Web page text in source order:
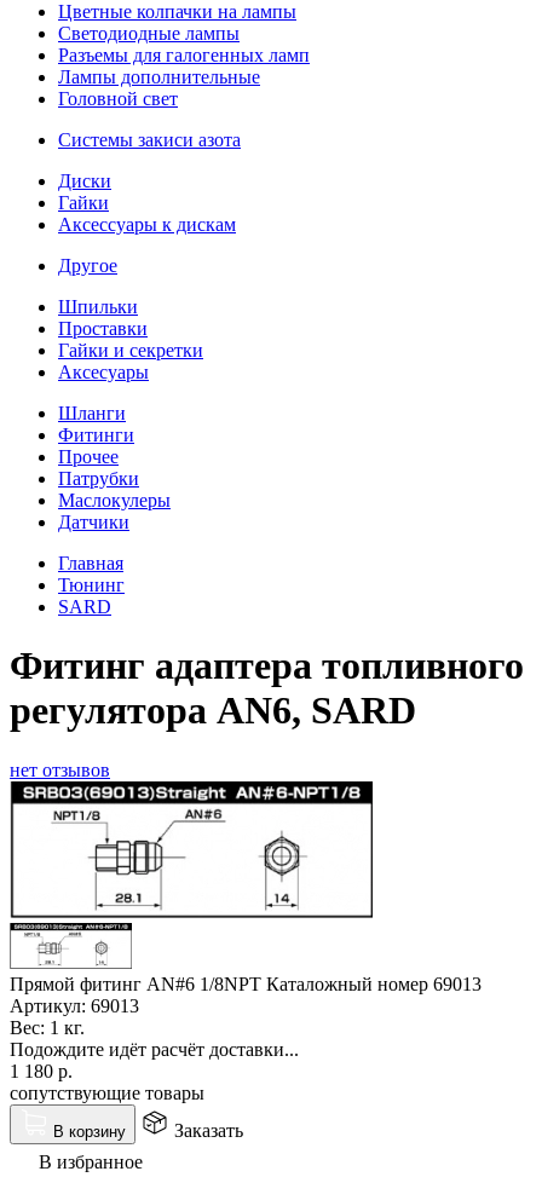
Цветные колпачки на лампы
Светодиодные лампы
Разъемы для галогенных ламп
Лампы дополнительные
Головной свет
Системы закиси азота
Диски
Гайки
Аксессуары к дискам
Другое
Шпильки
Проставки
Гайки и секретки
Аксесуары
Шланги
Фитинги
Прочее
Патрубки
Маслокулеры
Датчики
Главная
Тюнинг
SARD
Фитинг адаптера топливного
регулятора AN6, SARD
нет отзывов
Прямой фитинг AN#6 1/8NPT Каталожный номер 69013
Артикул: 69013
Вес: 1 кг.
Подождите идёт расчёт доставки...
1 180 р.
сопутствующие товары
В корзину
Заказать
В избранное